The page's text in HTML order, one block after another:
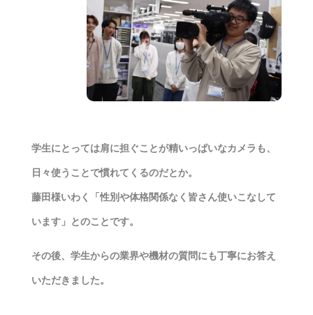
学生にとっては肩に担ぐことが精いっぱいなカメラも、
日々使うことで慣れてくるのだとか。
藤田様いわく「性別や体格関係なく皆さん使いこなして
います」とのことです。
その後、学生からの業界や機材の質問にも丁寧にお答え
いただきました。